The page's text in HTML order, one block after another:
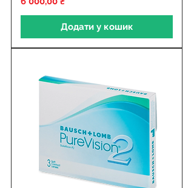
Додати у кошик